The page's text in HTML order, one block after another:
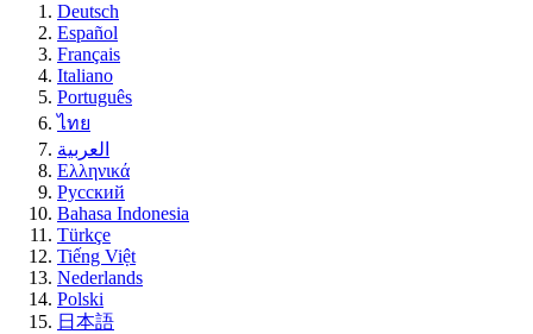
Deutsch
Español
Français
Italiano
Português
ไทย
العربية
Ελληνικά
Русский
Bahasa Indonesia
Türkçe
Tiếng Việt
Nederlands
Polski
日本語